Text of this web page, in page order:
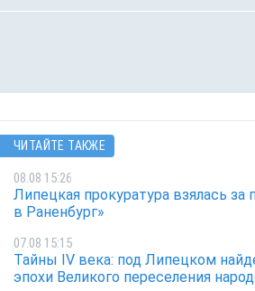
ЧИТАЙТЕ ТАКЖЕ
08.08 15:26
Липецкая прокуратура взялась за
в Раненбург»
07.08 15:15
Тайны IV века: под Липецком
эпохи Великого переселения